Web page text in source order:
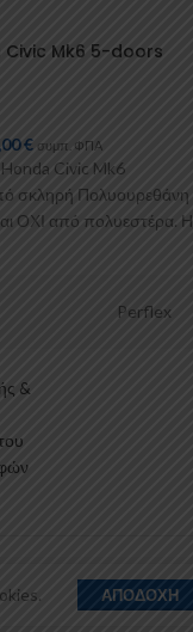
Civic Mk6 5-doors
€ συμπ. ΦΠΑ
Honda Civic Mk6
σκληρή Πολυουρεθάνη
ΟΧΙ από πολυεστέρα. Η
G3
&
ΑΠΟΔΟΧΉ